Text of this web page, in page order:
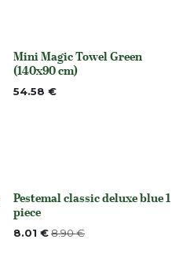
None
Mini Magic Towel Green
(140x90 cm)
54.58 €
Out of stock
Pestemal classic deluxe blue 1
piece
8.01 €8.90€